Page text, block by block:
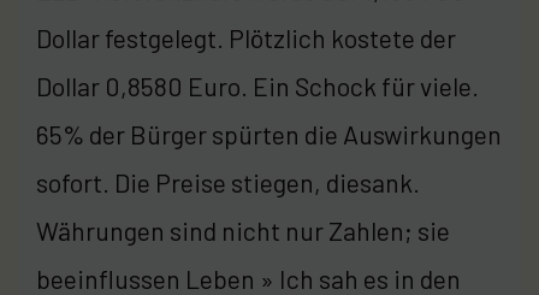
Dollar festgelegt. Plötzlich kostete der
Dollar 0,8580 Euro. Ein Schock für viele.
65% der Bürger spürten die Auswirkungen
sofort. Die Preise stiegen, diesank.
Währungen sind nicht nur Zahlen; sie
beeinflussen Leben » Ich sah es in den